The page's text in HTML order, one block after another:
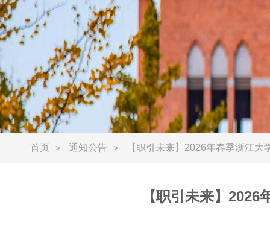
首页 > 通知公告 > 【职引未来】2026年春季浙江
【职引未来】